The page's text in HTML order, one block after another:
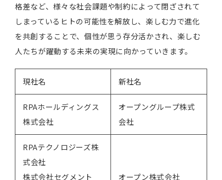
格差など、様々な社会課題や制約によって閉ざされて
しまっているヒトの可能性を解放し、楽しむ力で進化
を共創することで、個性が思う存分活かされ、楽しむ
人たちが躍動する未来の実現に向かっていきます。
現社名 新社名
RPAホールディングス
株式会社
オープングループ株式
会社
RPAテクノロジーズ株
式会社
株式会社セグメント
オープン株式会社